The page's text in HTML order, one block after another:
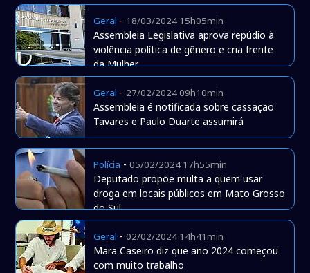
Geral - 18/03/2024 15h05min
Assembleia Legislativa aprova repúdio à
violência política de gênero e cria frente
da Mulher
Geral - 27/02/2024 09h10min
Assembleia é notificada sobre cassação
Tavares e Paulo Duarte assumirá
Polícia -05/02/2024 17h55min
Deputado propõe multa a quem usar
droga em locais públicos em Mato Grosso
do Sul
Geral -02/02/2024 14h41min
Mara Caseiro diz que ano 2024 começou
com muito trabalho